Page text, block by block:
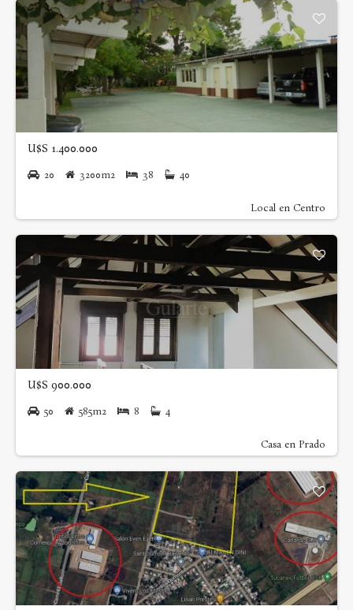
U$S 1.400.000
20 3200m2 38 40
Local en Centro
U$S 900.000
50 585m2 8 4
Casa en Prado